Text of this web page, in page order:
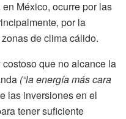
México, ocurre por las
por la
de clima cálido.
que no alcance la
(“la energía más cara
las inversiones en el
tener suficiente